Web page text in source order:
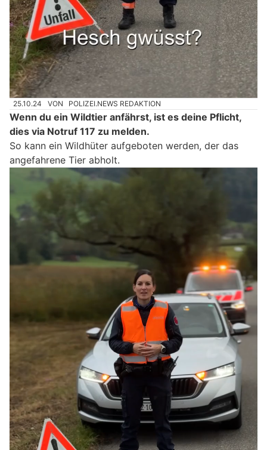
25.10.24 VON POLIZEI.NEWS REDAKTION
Wenn du ein Wildtier anfährst, ist es deine Pflicht,
dies via Notruf 117 zu melden.
So kann ein Wildhüter aufgeboten werden, der das
angefahrene Tier abholt.